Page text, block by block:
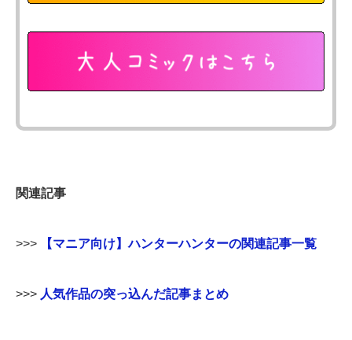
関連記事
>>> 【マニア向け】ハンターハンターの関連記事一覧
>>> 人気作品の突っ込んだ記事まとめ